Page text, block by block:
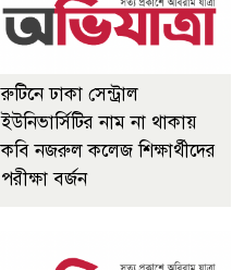
রুটিনে ঢাকা সেন্ট্রাল
ইউনিভার্সিটির নাম না থাকায়
কবি নজরুল কলেজ শিক্ষার্থীদের
পরীক্ষা বর্জন